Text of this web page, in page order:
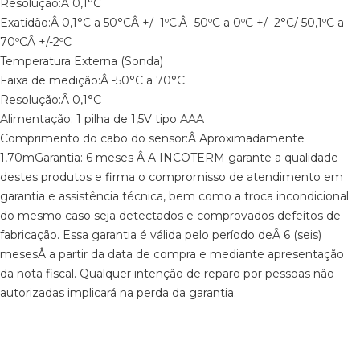
Exatidão:Â 0,1°C a 50°CÂ +/- 1ºC,Â -50ºC a 0ºC +/- 2°C/ 50,1ºC a
70ºCÂ +/-2ºC
Temperatura Externa (Sonda)
Faixa de medição:Â -50°C a 70°C
Resolução:Â 0,1°C
Alimentação: 1 pilha de 1,5V tipo AAA
Comprimento do cabo do sensor:Â Aproximadamente
1,70mGarantia: 6 meses Â A INCOTERM garante a qualidade
destes produtos e firma o compromisso de atendimento em
garantia e assistência técnica, bem como a troca incondicional
do mesmo caso seja detectados e comprovados defeitos de
fabricação. Essa garantia é válida pelo período deÂ 6 (seis)
mesesÂ a partir da data de compra e mediante apresentação
da nota fiscal. Qualquer intenção de reparo por pessoas não
autorizadas implicará na perda da garantia.